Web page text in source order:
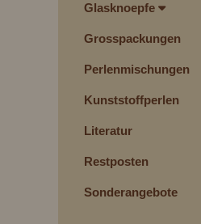
Glasknoepfe
Grosspackungen
Perlenmischungen
Kunststoffperlen
Literatur
Restposten
Sonderangebote